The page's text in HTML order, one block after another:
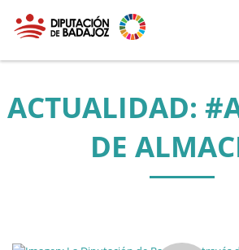
ACTUALIDAD:
DE